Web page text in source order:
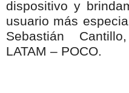
dispositivo y
usuario más
Sebastián
LATAM – POCO.